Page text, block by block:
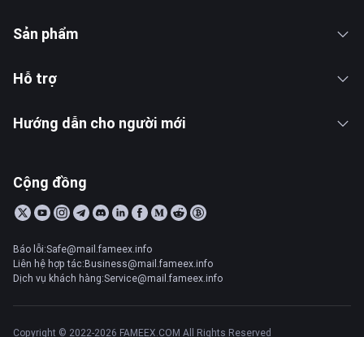
Sản phẩm
Hỗ trợ
Hướng dẫn cho người mới
Cộng đồng
Báo lỗi:Safe@mail.fameex.info
Liên hệ hợp tác:Business@mail.fameex.info
Dịch vụ khách hàng:Service@mail.fameex.info
Copyright © 2022-2026 FAMEEX.COM All Rights Reserved